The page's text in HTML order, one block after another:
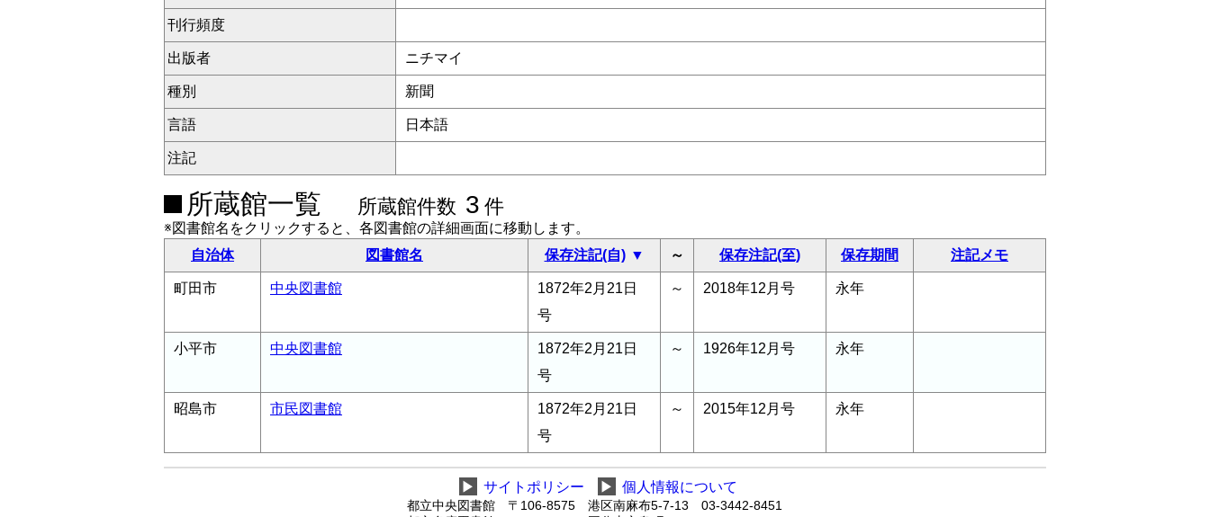
刊行頻度
出版者 ニチマイ
種別 新聞
言語 日本語
注記
所蔵館一覧 所蔵館件数 3 件
※図書館名をクリックすると、各図書館の詳細画面に移動します。
自治体
図書館名 保存注記(自) ～ 保存注記(至) 保存期間 注記メモ
町田市 中央図書館
1872年2月21日
号
～ 2018年12月号 永年
小平市 中央図書館
1872年2月21日
号
～ 1926年12月号 永年
昭島市 市民図書館
1872年2月21日
号
～ 2015年12月号 永年
▶ サイトポリシー ▶ 個人情報について
都立中央図書館 〒106-8575 港区南麻布5-7-13 03-3442-8451